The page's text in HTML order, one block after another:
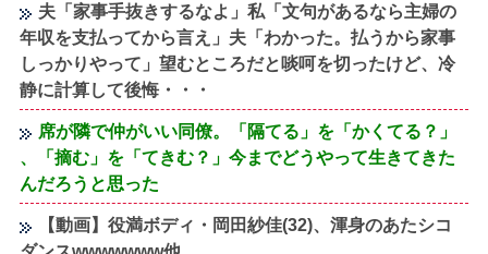
夫「家事手抜きするなよ」私「文句があるなら主婦の
年収を支払ってから言え」夫「わかった。払うから家事
しっかりやって」望むところだと啖呵を切ったけど、冷
静に計算して後悔・・・
席が隣で仲がいい同僚。「隔てる」を「かくてる？」
、「摘む」を「てきむ？」今までどうやって生きてきた
んだろうと思った
【動画】役満ボディ・岡田紗佳(32)、渾身のあたシコ